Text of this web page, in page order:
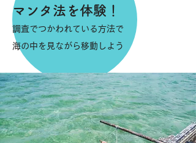
マンタ法を体験！
調査でつかわれている方法で
​海の中を見ながら移動しよう